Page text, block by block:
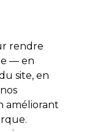
et Matériel
rendre
— en
site, en
améliorant